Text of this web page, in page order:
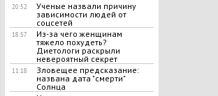
20:52
Ученые назвали причину
зависимости людей от
соцсетей
18:57
Из-за чего женщинам
тяжело похудеть?
Диетологи раскрыли
невероятный секрет
11:18
Зловещее предсказание:
названа дата "смерти"
Солнца